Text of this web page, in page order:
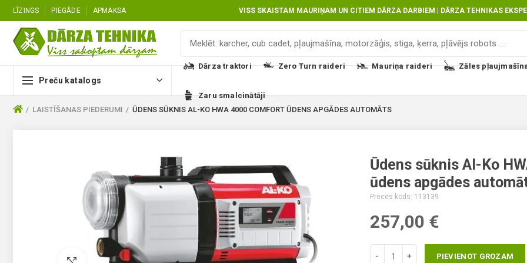
LĪZINGS PIEGĀDE APMAKSA VISS SKAISTAM MAURIŅAM UN CITIEM DĀRZA DARBIEM | DĀRZA TEHNIKAS
Preču katalogs
Dārza traktori Zero Turn raideri Mauriņa raideri Zāles
Zaru smalcinātāji
LAISTĪŠANAS PIEDERUMI
ŪDENS SŪKNIS AL-KO HWA 4000 COMFORT ŪDENS APGĀDES AUTOMĀTS
Ūdens sūknis Al-Ko
ūdens apgādes
Lumag Tehnika, malkas sagatavošanai,
Kur pirkt, salidzinat cenu Ūdens sūkņi ar
Interneta veikals instrumenti,
Preces kods: 113139
257,00 €
PIEVIENOT GROZAM